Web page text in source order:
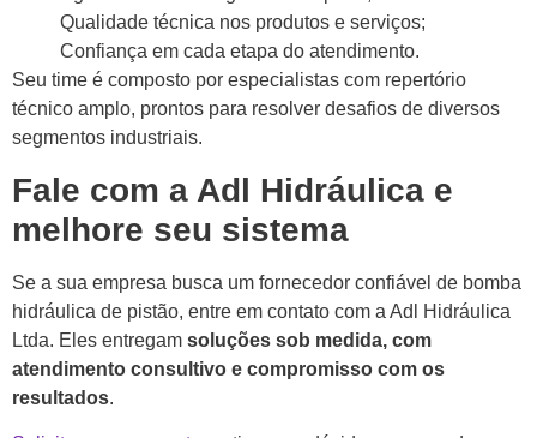
Qualidade técnica nos produtos e serviços;
Confiança em cada etapa do atendimento.
Seu time é composto por especialistas com repertório
técnico amplo, prontos para resolver desafios de diversos
segmentos industriais.
Fale com a Adl Hidráulica e
melhore seu sistema
Se a sua empresa busca um fornecedor confiável de bomba
hidráulica de pistão, entre em contato com a Adl Hidráulica
Ltda. Eles entregam soluções sob medida, com
atendimento consultivo e compromisso com os
resultados.